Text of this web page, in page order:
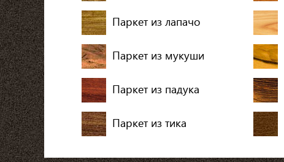
Паркет из лапачо
Паркет из мукуши
Паркет из падука
Паркет из тика